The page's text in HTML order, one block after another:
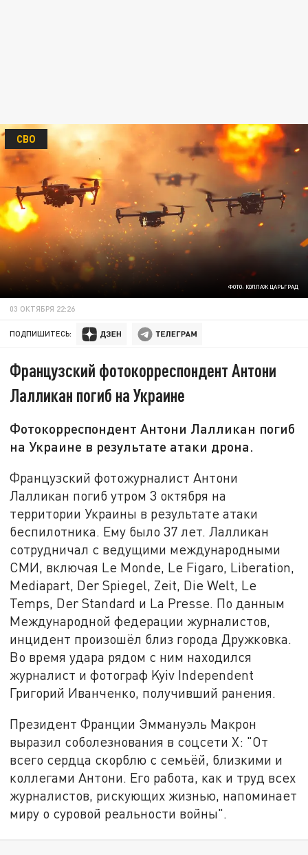
ФОТО: КОЛЛАЖ ЦАРЬГРАД
СВО
03 ОКТЯБРЯ 22:26
ПОДПИШИТЕСЬ:
Французский фотокорреспондент Антони
Лалликан погиб на Украине
Фотокорреспондент Антони Лалликан погиб
на Украине в результате атаки дрона.
Французский фотожурналист Антони
Лалликан погиб утром 3 октября на
территории Украины в результате атаки
беспилотника. Ему было 37 лет. Лалликан
сотрудничал с ведущими международными
СМИ, включая Le Monde, Le Figaro, Liberation,
Mediapart, Der Spiegel, Zeit, Die Welt, Le
Temps, Der Standard и La Presse. По данным
Международной федерации журналистов,
инцидент произошёл близ города Дружковка.
Во время удара рядом с ним находился
журналист и фотограф Kyiv Independent
Григорий Иванченко, получивший ранения.
Президент Франции Эммануэль Макрон
выразил соболезнования в соцсети X: "От
всего сердца скорблю с семьёй, близкими и
коллегами Антони. Его работа, как и труд всех
журналистов, рискующих жизнью, напоминает
миру о суровой реальности войны".